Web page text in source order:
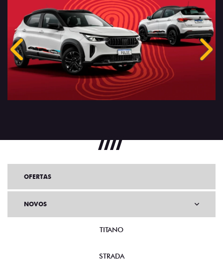
Anterior
OFERTAS
NOVOS
TITANO
STRADA